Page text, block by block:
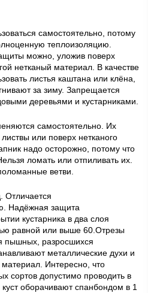
самостоятельно, потому
теплоизоляцию.
можно, уложив поверх
нетканый материал. В качестве
листья каштана или клёна,
за зиму. Запрещается
деревьями и кустарниками.
самостоятельно. Их
или поверх нетканого
надо осторожно, потому что
ломать или отпиливать их.
ветви.
Отличается
Надёжная защита
кустарника в два слоя
равной или выше 60.Отрезы
пышных, разросшихся
металлические духи и
Интересно, что
сортов допустимо проводить в
оборачивают спанбондом в 1